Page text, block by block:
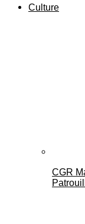
Culture
CGR